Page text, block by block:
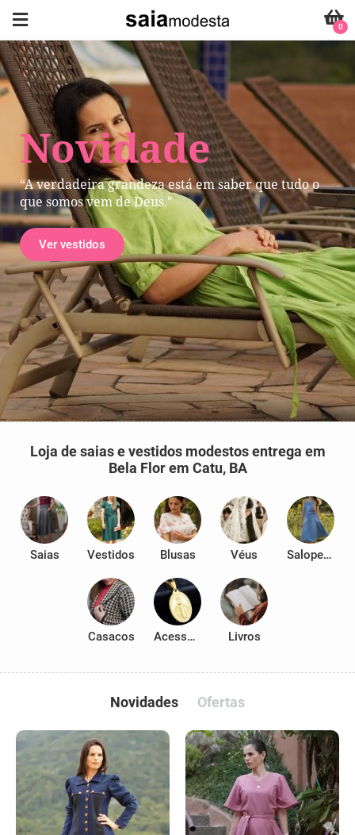
Novidade
“A verdadeira grandeza está em saber que tudo o
que somos vem de Deus."
Ver vestidos
0
Loja de saias e vestidos modestos entrega em
Bela Flor em Catu, BA
Saias Vestidos Blusas Véus Salopetes
Casacos Acessórios Livros
Novidades Ofertas